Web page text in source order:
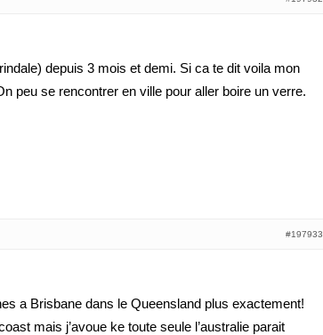
depuis 3 mois et demi. Si ca te dit voila mon
peu se rencontrer en ville pour aller boire un verre.
#197933
a Brisbane dans le Queensland plus exactement!
mais j’avoue ke toute seule l’australie parait